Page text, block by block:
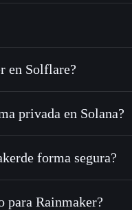
en Solflare?
para SOL, USDC o
en RAIN a lo largo del
sin vincular
privada en Solana?
de privacidad
forma segura?
cartera sin
para Rainmaker?